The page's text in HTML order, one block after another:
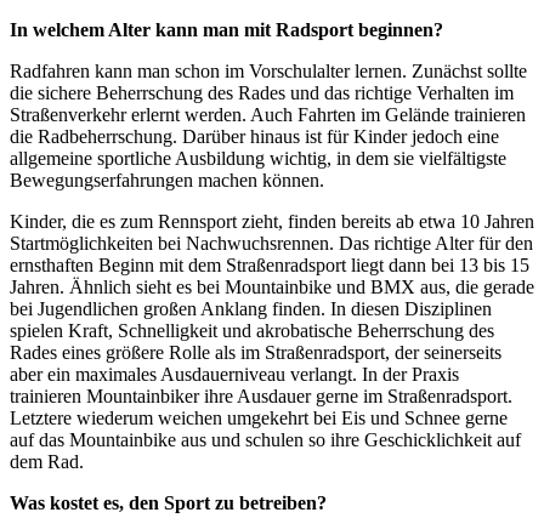
In welchem Alter kann man mit Radsport beginnen?
Radfahren kann man schon im Vorschulalter lernen. Zunächst sollte
die sichere Beherrschung des Rades und das richtige Verhalten im
Straßenverkehr erlernt werden. Auch Fahrten im Gelände trainieren
die Radbeherrschung. Darüber hinaus ist für Kinder jedoch eine
allgemeine sportliche Ausbildung wichtig, in dem sie vielfältigste
Bewegungserfahrungen machen können.
Kinder, die es zum Rennsport zieht, finden bereits ab etwa 10 Jahren
Startmöglichkeiten bei Nachwuchsrennen. Das richtige Alter für den
ernsthaften Beginn mit dem Straßenradsport liegt dann bei 13 bis 15
Jahren. Ähnlich sieht es bei Mountainbike und BMX aus, die gerade
bei Jugendlichen großen Anklang finden. In diesen Disziplinen
spielen Kraft, Schnelligkeit und akrobatische Beherrschung des
Rades eines größere Rolle als im Straßenradsport, der seinerseits
aber ein maximales Ausdauerniveau verlangt. In der Praxis
trainieren Mountainbiker ihre Ausdauer gerne im Straßenradsport.
Letztere wiederum weichen umgekehrt bei Eis und Schnee gerne
auf das Mountainbike aus und schulen so ihre Geschicklichkeit auf
dem Rad.
Was kostet es, den Sport zu betreiben?